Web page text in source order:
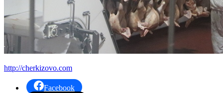
http://cherkizovo.com
Facebook